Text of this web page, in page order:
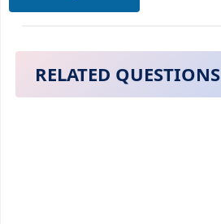
RELATED QUESTIONS